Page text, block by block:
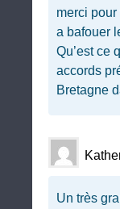
merci
a bafouer
Qu’est ce
accords
Bretagne
Un très